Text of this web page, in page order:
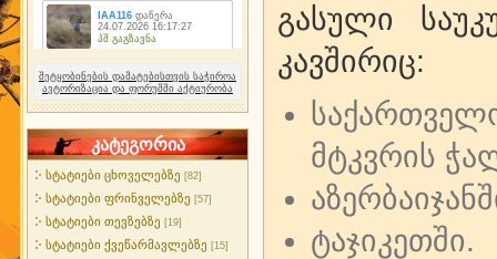
შეტყობინების დამატებისთვის საჭიროა
ავტორიზაცია და ფორუმში აქტიურობა
კატეგორია
სტატიები ცხოველებზე [82]
სტატიები ფრინველებზე [57]
სტატიები თევზებზე [19]
სტატიები ქვეწარმავლებზე [15]
გასული
კავშირიც:
მტკვრის
ტაჯიკეთში.